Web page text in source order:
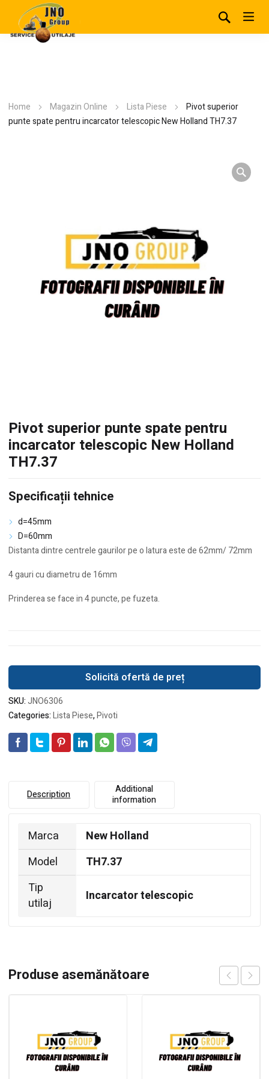
Home Magazin Online Lista Piese
Pivot superior
punte spate pentru incarcator telescopic New Holland TH7.37
Pivot superior punte spate pentru
incarcator telescopic New Holland
TH7.37
Specificații tehnice
d=45mm
D=60mm
Distanta dintre centrele gaurilor pe o latura este de 62mm/ 72mm
4 gauri cu diametru de 16mm
Prinderea se face in 4 puncte, pe fuzeta.
Solicită ofertă de preț
SKU:JNO6306
Categories:Lista Piese,Pivoti
Description
Additional
information
Marca
New Holland
Model
TH7.37
Tip
utilaj
Incarcator telescopic
Produse asemănătoare